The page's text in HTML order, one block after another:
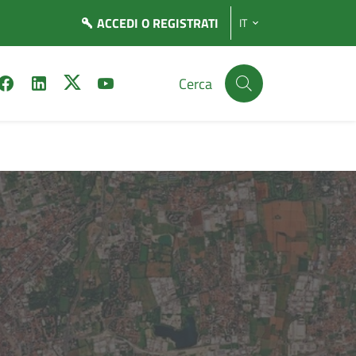
ACCEDI O REGISTRATI IT
Cerca